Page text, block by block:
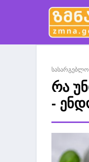
სასარგებლო
რა
-